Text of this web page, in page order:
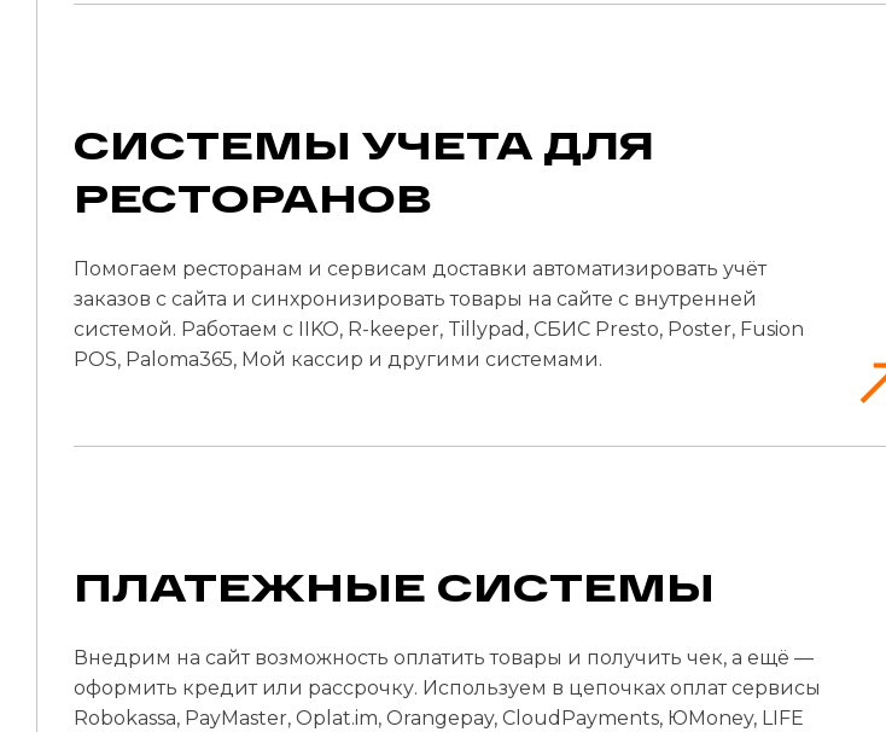
СИСТЕМЫ УЧЕТА ДЛЯ
РЕСТОРАНОВ
Помогаем ресторанам и сервисам доставки автоматизировать учёт
заказов с сайта и синхронизировать товары на сайте с внутренней
системой. Работаем с IIKO, R-keeper, Tillypad, СБИС Presto, Poster, Fusion
POS, Paloma365, Мой кассир и другими системами.
ПЛАТЕЖНЫЕ СИСТЕМЫ
Внедрим на сайт возможность оплатить товары и получить чек, а ещё —
оформить кредит или рассрочку. Используем в цепочках оплат сервисы
Robokassa, PayMaster, Оplat.im, Orangepay, CloudPayments, ЮMoney, LIFE